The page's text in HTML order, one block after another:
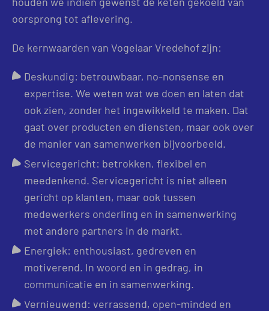
oorsprong tot aflevering.
De kernwaarden van Vogelaar Vredehof zijn:
Deskundig: betrouwbaar, no-nonsense en
expertise. We weten wat we doen en laten dat
ook zien, zonder het ingewikkeld te maken. Dat
gaat over producten en diensten, maar ook over
de manier van samenwerken bijvoorbeeld.
Servicegericht: betrokken, flexibel en
meedenkend. Servicegericht is niet alleen
gericht op klanten, maar ook tussen
medewerkers onderling en in samenwerking
met andere partners in de markt.
Energiek: enthousiast, gedreven en
motiverend. In woord en in gedrag, in
communicatie en in samenwerking.
Vernieuwend: verrassend, open-minded en